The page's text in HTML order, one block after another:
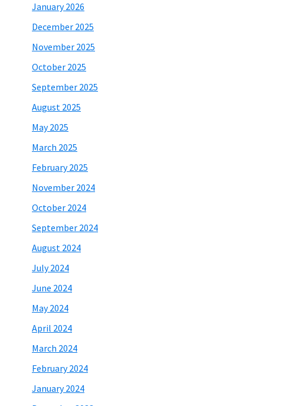
January 2026
December 2025
November 2025
October 2025
September 2025
August 2025
May 2025
March 2025
February 2025
November 2024
October 2024
September 2024
August 2024
July 2024
June 2024
May 2024
April 2024
March 2024
February 2024
January 2024